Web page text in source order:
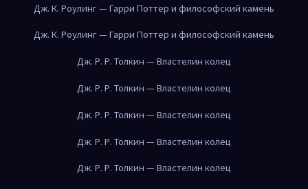
Дж. К. Роулинг — Гарри Поттер и философский камень
Дж. К. Роулинг — Гарри Поттер и философский камень
Дж. Р. Р. Толкин — Властелин колец
Дж. Р. Р. Толкин — Властелин колец
Дж. Р. Р. Толкин — Властелин колец
Дж. Р. Р. Толкин — Властелин колец
Дж. Р. Р. Толкин — Властелин колец